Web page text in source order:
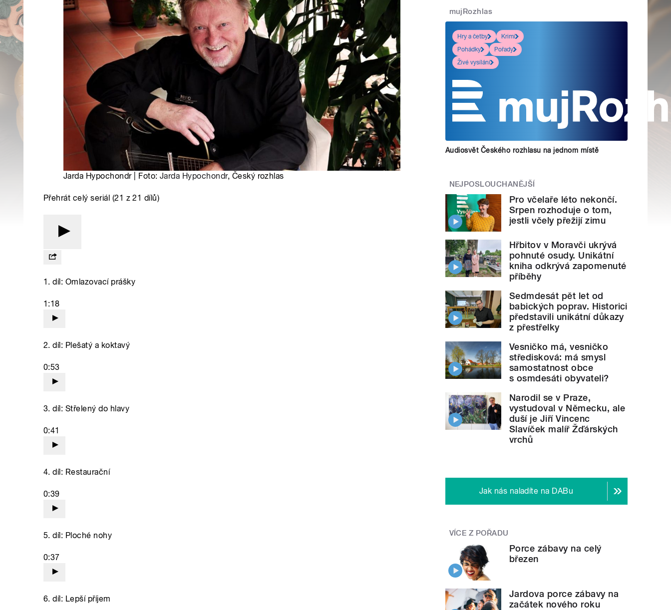
Jarda Hypochondr | Foto: Jarda Hypochondr, Český rozhlas
Přehrát celý seriál (21 z 21 dílů)
1. díl: Omlazovací prášky
1:18
2. díl: Plešatý a koktavý
0:53
3. díl: Střelený do hlavy
0:41
4. díl: Restaurační
0:39
5. díl: Ploché nohy
0:37
6. díl: Lepší příjem
mujRozhlas
Hry a četby
Krimi
Pohádky
Pořady
Živé vysílání
Audiosvět Českého rozhlasu na jednom místě
NEJPOSLOUCHANĚJŠÍ
Pro včelaře léto nekončí.
Srpen rozhoduje o tom,
jestli včely přežijí zimu
Hřbitov v Moravči ukrývá
pohnuté osudy. Unikátní
kniha odkrývá zapomenuté
příběhy
Sedmdesát pět let od
babických poprav. Historici
představili unikátní důkazy
z přestřelky
Vesničko má, vesničko
středisková: má smysl
samostatnost obce
s osmdesáti obyvateli?
Narodil se v Praze,
vystudoval v Německu, ale
duší je Jiří Vincenc
Slavíček malíř Žďárských
vrchů
Jak nás naladíte na DABu
VÍCE Z POŘADU
Porce zábavy na celý
březen
Jardova porce zábavy na
začátek nového roku